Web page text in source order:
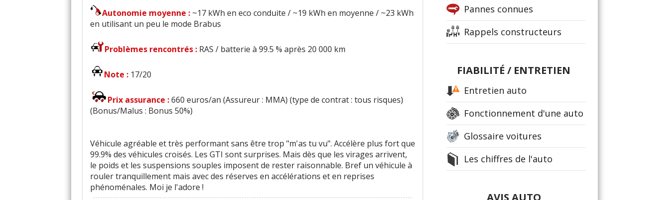
Autonomie moyenne : ~17 kWh en eco conduite / ~19 kWh en moyenne / ~23 kWh
en utilisant un peu le mode Brabus
Problèmes rencontrés : RAS / batterie à 99.5 % après 20 000 km
Note : 17/20
Prix assurance :660 euros/an (Assureur : MMA) (type de contrat : tous risques)
(Bonus/Malus : Bonus 50%)
Véhicule agréable et très performant sans être trop "m'as tu vu". Accélère plus fort que
99.9% des véhicules croisés. Les GTI sont surprises. Mais dès que les virages arrivent,
le poids et les suspensions souples imposent de rester raisonnable. Bref un véhicule à
rouler tranquillement mais avec des réserves en accélérations et en reprises
phénoménales. Moi je l'adore !
Pannes connues
Rappels constructeurs
FIABILITÉ / ENTRETIEN
Entretien auto
Fonctionnement d'une auto
Glossaire voitures
Les chiffres de l'auto
AVIS AUTO